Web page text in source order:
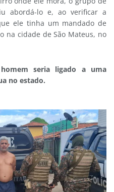
abordá-lo e, ao verificar a
ele tinha um mandado de
na cidade de São Mateus, no
seria ligado a uma
no estado.